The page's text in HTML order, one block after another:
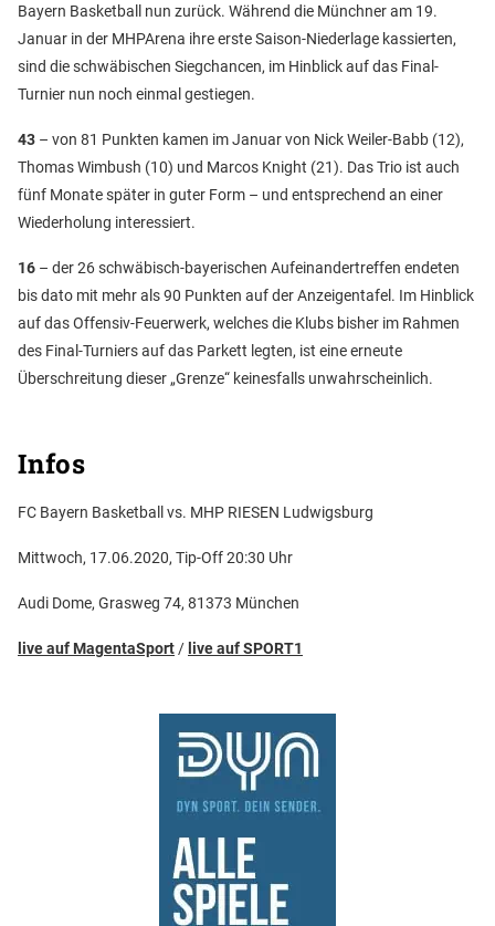
Bayern Basketball nun zurück. Während die Münchner am 19.
Januar in der MHPArena ihre erste Saison-Niederlage kassierten,
sind die schwäbischen Siegchancen, im Hinblick auf das Final-
Turnier nun noch einmal gestiegen.
43 – von 81 Punkten kamen im Januar von Nick Weiler-Babb (12),
Thomas Wimbush (10) und Marcos Knight (21). Das Trio ist auch
fünf Monate später in guter Form – und entsprechend an einer
Wiederholung interessiert.
16 – der 26 schwäbisch-bayerischen Aufeinandertreffen endeten
bis dato mit mehr als 90 Punkten auf der Anzeigentafel. Im Hinblick
auf das Offensiv-Feuerwerk, welches die Klubs bisher im Rahmen
des Final-Turniers auf das Parkett legten, ist eine erneute
Überschreitung dieser „Grenze“ keinesfalls unwahrscheinlich.
Infos
FC Bayern Basketball vs. MHP RIESEN Ludwigsburg
Mittwoch, 17.06.2020, Tip-Off 20:30 Uhr
Audi Dome, Grasweg 74, 81373 München
live auf MagentaSport / live auf SPORT1